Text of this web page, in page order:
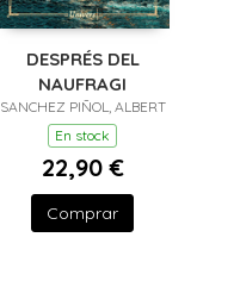
DESPRÉS DEL
NAUFRAGI
SANCHEZ PIÑOL, ALBERT
En stock
22,90 €
Comprar